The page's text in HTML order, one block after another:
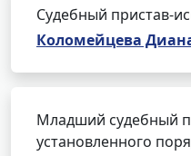
Судебный пристав-
Коломейцева
Младший судебный
установленного